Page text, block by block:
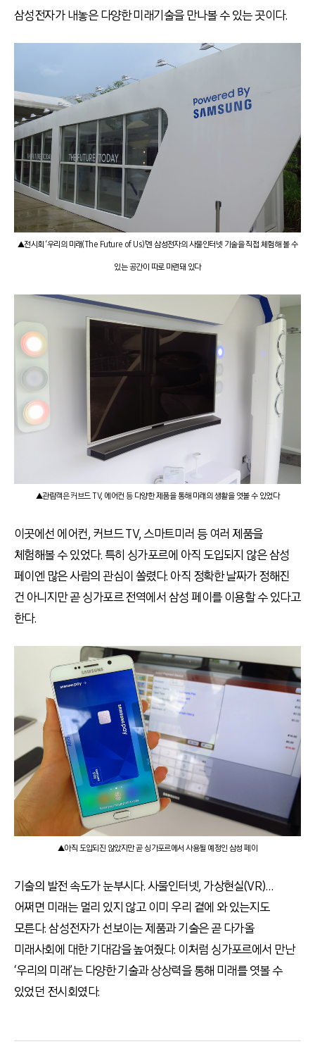
삼성전자가 내놓은 다양한 미래기술을 만나볼 수 있는 곳이다.
▲전시회 ‘우리의 미래(The Future of Us)’엔 삼성전자의 사물인터넷 기술을 직접 체험해 볼 수
있는 공간이 따로 마련돼 있다
▲관람객은 커브드 TV, 에어컨 등 다양한 제품을 통해 미래의 생활을 엿볼 수 있었다
이곳에선 에어컨, 커브드 TV, 스마트미러 등 여러 제품을
체험해볼 수 있었다. 특히 싱가포르에 아직 도입되지 않은 삼성
페이엔 많은 사람의 관심이 쏠렸다. 아직 정확한 날짜가 정해진
건 아니지만 곧 싱가포르 전역에서 삼성 페이를 이용할 수 있다고
한다.
▲아직 도입되진 않았지만 곧 싱가포르에서 사용될 예정인 삼성 페이
기술의 발전 속도가 눈부시다. 사물인터넷, 가상현실(VR)…
어쩌면 미래는 멀리 있지 않고 이미 우리 곁에 와 있는지도
모른다. 삼성전자가 선보이는 제품과 기술은 곧 다가올
미래사회에 대한 기대감을 높여줬다. 이처럼 싱가포르에서 만난
‘우리의 미래’는 다양한 기술과 상상력을 통해 미래를 엿볼 수
있었던 전시회였다.